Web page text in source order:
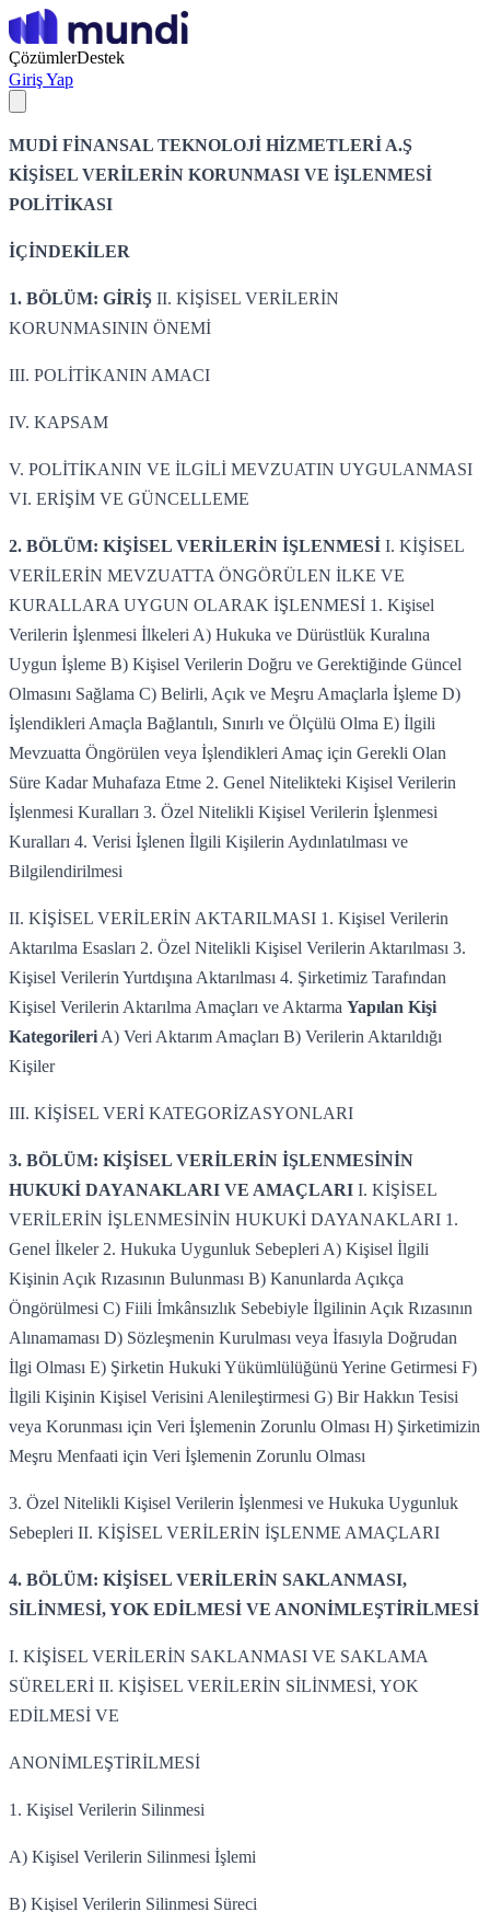
ÇözümlerDestek
Giriş Yap
MUDİ FİNANSAL TEKNOLOJİ HİZMETLERİ A.Ş
KİŞİSEL VERİLERİN KORUNMASI VE İŞLENMESİ
POLİTİKASI
İÇİNDEKİLER
1. BÖLÜM: GİRİŞ II. KİŞİSEL VERİLERİN
KORUNMASININ ÖNEMİ
III. POLİTİKANIN AMACI
IV. KAPSAM
V. POLİTİKANIN VE İLGİLİ MEVZUATIN UYGULANMASI
VI. ERİŞİM VE GÜNCELLEME
2. BÖLÜM: KİŞİSEL VERİLERİN İŞLENMESİ I. KİŞİSEL
VERİLERİN MEVZUATTA ÖNGÖRÜLEN İLKE VE
KURALLARA UYGUN OLARAK İŞLENMESİ 1. Kişisel
Verilerin İşlenmesi İlkeleri A) Hukuka ve Dürüstlük Kuralına
Uygun İşleme B) Kişisel Verilerin Doğru ve Gerektiğinde Güncel
Olmasını Sağlama C) Belirli, Açık ve Meşru Amaçlarla İşleme D)
İşlendikleri Amaçla Bağlantılı, Sınırlı ve Ölçülü Olma E) İlgili
Mevzuatta Öngörülen veya İşlendikleri Amaç için Gerekli Olan
Süre Kadar Muhafaza Etme 2. Genel Nitelikteki Kişisel Verilerin
İşlenmesi Kuralları 3. Özel Nitelikli Kişisel Verilerin İşlenmesi
Kuralları 4. Verisi İşlenen İlgili Kişilerin Aydınlatılması ve
Bilgilendirilmesi
II. KİŞİSEL VERİLERİN AKTARILMASI 1. Kişisel Verilerin
Aktarılma Esasları 2. Özel Nitelikli Kişisel Verilerin Aktarılması 3.
Kişisel Verilerin Yurtdışına Aktarılması 4. Şirketimiz Tarafından
Kişisel Verilerin Aktarılma Amaçları ve Aktarma Yapılan Kişi
Kategorileri A) Veri Aktarım Amaçları B) Verilerin Aktarıldığı
Kişiler
III. KİŞİSEL VERİ KATEGORİZASYONLARI
3. BÖLÜM: KİŞİSEL VERİLERİN İŞLENMESİNİN
HUKUKİ DAYANAKLARI VE AMAÇLARI I. KİŞİSEL
VERİLERİN İŞLENMESİNİN HUKUKİ DAYANAKLARI 1.
Genel İlkeler 2. Hukuka Uygunluk Sebepleri A) Kişisel İlgili
Kişinin Açık Rızasının Bulunması B) Kanunlarda Açıkça
Öngörülmesi C) Fiili İmkânsızlık Sebebiyle İlgilinin Açık Rızasının
Alınamaması D) Sözleşmenin Kurulması veya İfasıyla Doğrudan
İlgi Olması E) Şirketin Hukuki Yükümlülüğünü Yerine Getirmesi F)
İlgili Kişinin Kişisel Verisini Alenileştirmesi G) Bir Hakkın Tesisi
veya Korunması için Veri İşlemenin Zorunlu Olması H) Şirketimizin
Meşru Menfaati için Veri İşlemenin Zorunlu Olması
3. Özel Nitelikli Kişisel Verilerin İşlenmesi ve Hukuka Uygunluk
Sebepleri II. KİŞİSEL VERİLERİN İŞLENME AMAÇLARI
4. BÖLÜM: KİŞİSEL VERİLERİN SAKLANMASI,
SİLİNMESİ, YOK EDİLMESİ VE ANONİMLEŞTİRİLMESİ
I. KİŞİSEL VERİLERİN SAKLANMASI VE SAKLAMA
SÜRELERİ II. KİŞİSEL VERİLERİN SİLİNMESİ, YOK
EDİLMESİ VE
ANONİMLEŞTİRİLMESİ
1. Kişisel Verilerin Silinmesi
A) Kişisel Verilerin Silinmesi İşlemi
B) Kişisel Verilerin Silinmesi Süreci